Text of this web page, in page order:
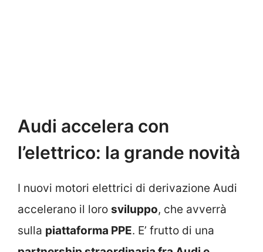
Audi accelera con
l’elettrico: la grande novità
I nuovi motori elettrici di derivazione Audi
accelerano il loro sviluppo, che avverrà
sulla piattaforma PPE. E’ frutto di una